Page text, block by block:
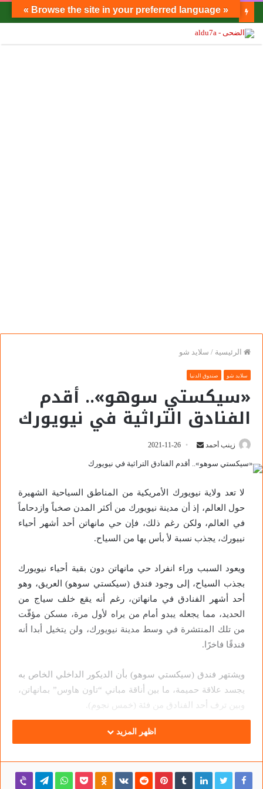
الدكتور مصطفى محمود يكتب: تحذير للكافة
الرئيسية / سلايد شو
سلايد شو صندوق الدنيا
«سيكستي سوهو».. أقدم
الفنادق التراثية في نيويورك
زينب أحمد 2021-11-26
لا تعد ولاية نيويورك الأمريكية من المناطق السياحية الشهيرة
حول العالم، إذ أن مدينة نيويورك من أكثر المدن صخباً وازدحاماً
في العالم، ولكن رغم ذلك، فإن حي مانهاتن أحد أشهر أحياء
نييورك، يجذب نسبة لأ بأس بها من السياح.
ويعود السبب وراء انفراد حي مانهاتن دون بقية أحياء نيويورك
بجذب السياح، إلى وجود فندق (سيكستي سوهو) العريق، وهو
أحد أشهر الفنادق في مانهاتن، رغم أنه يقع خلف سياج من
الحديد، مما يجعله يبدو أمام من يراه لأول مرة، مسكن مؤقّت
من تلك المنتشرة في وسط مدينة نيويورك، ولن يتخيل أبدا أنه
فندقًا فاخرًا.
ويشتهر فندق (سيكستي سوهو) بأن الديكور الداخلي الخاص به
يجسد علاقة حميمة، ما بين أناقة مباني “تاون هاوس” بمانهاتن،
وبين ترف أحد الفنادق من فئة (خمس نجوم).
وقد تم إعادة افتتاح فندق (60 طومسون) وهو الاسم القديم
عدة غرف تجمع بين البساطة والتطور في الوقت نفسه.
اظهر المزيد
« Browse the site in your preferred language »